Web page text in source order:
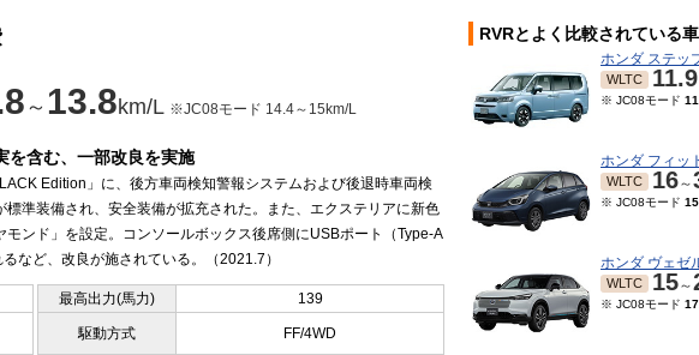
～ 13.8km/L ※JC08モード 14.4～15km/L
を含む、一部改良を実施
Edition」に、後方車両検知警報システムおよび後退時車両検
標準装備され、安全装備が拡充された。また、エクステリアに新色
モンド」を設定。コンソールボックス後席側にUSBポート（Type-A
など、改良が施されている。（2021.7）
最高出力(馬力)
139
駆動方式 FF/4WD
RVRとよく比較されている車
ホンダ ステッ
WLTC 11.9
※ JC08モード
ホンダ フィッ
WLTC 16～
※ JC08モード
ホンダ ヴェゼ
WLTC 15～
※ JC08モード